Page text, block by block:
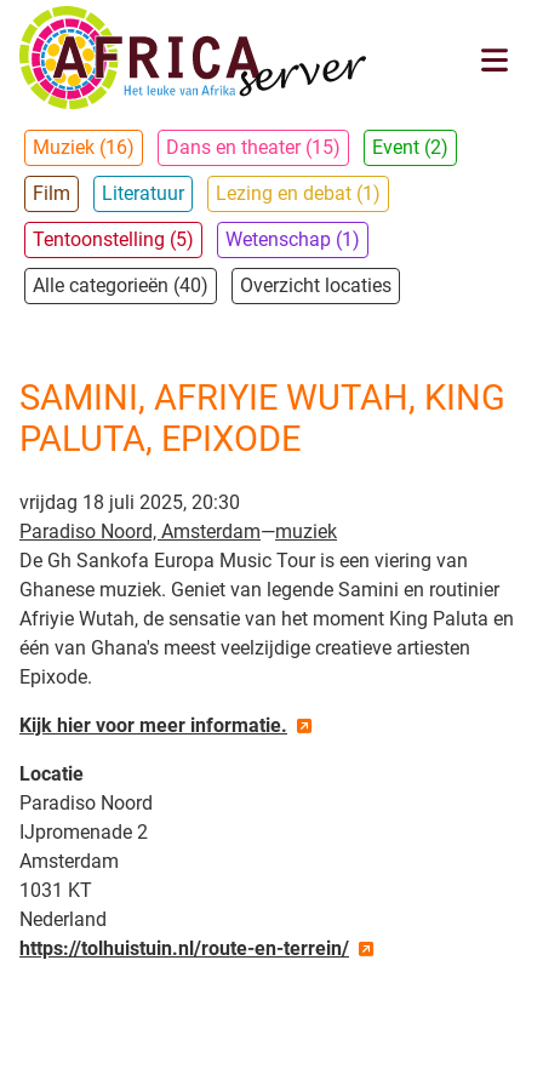
Muziek (16) Dans en theater (15)
Event (2)
Film
Literatuur
Lezing en debat (1)
Tentoonstelling (5)
Wetenschap (1)
Alle categorieën (40)
Overzicht locaties
SAMINI, AFRIYIE WUTAH, KING
PALUTA, EPIXODE
vrijdag 18 juli 2025, 20:30
Paradiso Noord, Amsterdam—muziek
De Gh Sankofa Europa Music Tour is een viering van
Ghanese muziek. Geniet van legende Samini en routinier
Afriyie Wutah, de sensatie van het moment King Paluta en
één van Ghana's meest veelzijdige creatieve artiesten
Epixode.
Kijk hier voor meer informatie.
Locatie
Paradiso Noord
IJpromenade 2
Amsterdam
1031 KT
Nederland
https://tolhuistuin.nl/route-en-terrein/